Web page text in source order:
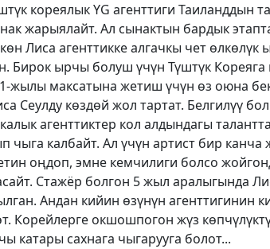
кореялык YG агенттиги Таиланддын
жарыялайт. Ал сынактын бардык
Лиса агенттикке алгачкы чет өлкөлүк
Бирок ырчы болуш үчүн Түштүк
жылы максатына жетиш үчүн өз оюна
Сеулду көздөй жол тартат. Белгилүү
агенттиктер кол алдындагы
чыга калбайт. Ал үчүн артист бир
оңдоп, эмне кемчилиги болсо
Cтажёр болгон 5 жыл аралыгында
Андан кийин өзүнүн
Корейлерге окшошпогон жүз
катары сахнага чыгарууга болот...